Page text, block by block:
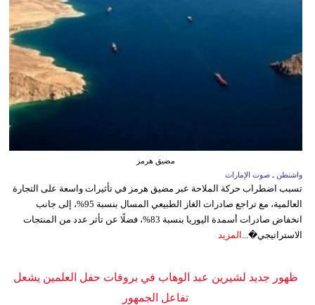
مضيق هرمز
واشنطن ـ صوت الإمارات
تسبب اضطراب حركة الملاحة عبر مضيق هرمز في تأثيرات واسعة على التجارة
العالمية، مع تراجع صادرات الغاز الطبيعي المسال بنسبة 95%، إلى جانب
انخفاض صادرات أسمدة اليوريا بنسبة 83%، فضلًا عن تأثر عدد من المنتجات
الاستراتيجي�... المزيد
ظهور جديد لشيرين عبد الوهاب في بروفات حفل العلمين يشعل
تفاعل الجمهور